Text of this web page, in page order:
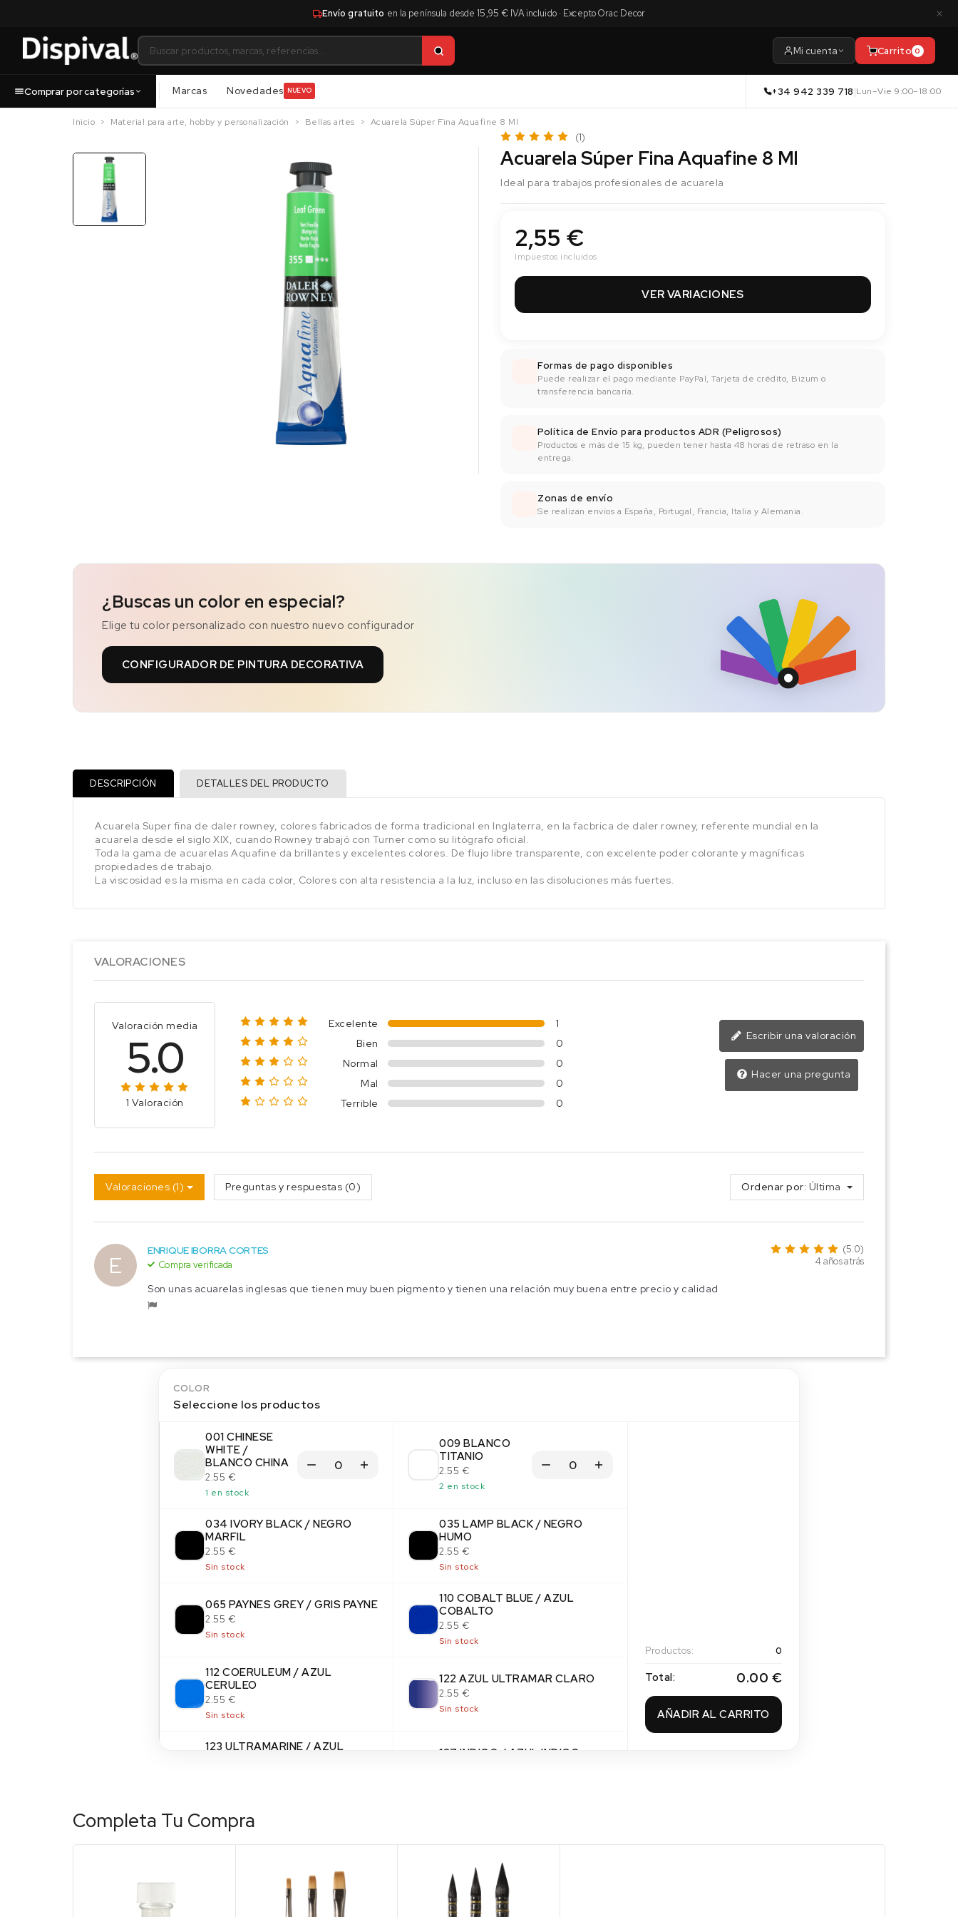
Envío gratuito en la península desde 15,95 € IVA incluido · Excepto Orac Decor ×
Mi cuenta Carrito 0
Comprar por categorías Marcas Novedades NUEVO +34 942 339 718|Lun–Vie 9:00–18:00
Inicio Material para arte, hobby y personalización Bellas artes Acuarela Súper Fina Aquafine 8 Ml
(1)
Acuarela Súper Fina Aquafine 8 Ml
Ideal para trabajos profesionales de acuarela
2,55 €
Impuestos incluidos
VER VARIACIONES
Formas de pago disponibles
Puede realizar el pago mediante PayPal, Tarjeta de crédito, Bizum o
transferencia bancaría.
Política de Envío para productos ADR (Peligrosos)
Productos e más de 15 kg, pueden tener hasta 48 horas de retraso en la
entrega.
Zonas de envío
Se realizan envíos a España, Portugal, Francia, Italia y Alemania.
¿Buscas un color en especial?
Elige tu color personalizado con nuestro nuevo configurador
CONFIGURADOR DE PINTURA DECORATIVA
DESCRIPCIÓN DETALLES DEL PRODUCTO
Acuarela Super fina de daler rowney, colores fabricados de forma tradicional en Inglaterra, en la facbrica de daler rowney, referente mundial en la
acuarela desde el siglo XIX, cuando Rowney trabajó con Turner como su litógrafo oficial.
Toda la gama de acuarelas Aquafine da brillantes y excelentes colores. De flujo libre transparente, con excelente poder colorante y magníficas
propiedades de trabajo.
La viscosidad es la misma en cada color, Colores con alta resistencia a la luz, incluso en las disoluciones más fuertes.
VALORACIONES
Valoración media
5.0
1 Valoración
Excelente
1
Bien
0
Normal
0
Mal
0
Terrible
0
Escribir una valoración
Hacer una pregunta
Valoraciones (1) Preguntas y respuestas (0) Ordenar por: Última
E
ENRIQUE IBORRA CORTES
Compra verificada
(5.0)
4 años atrás
Son unas acuarelas inglesas que tienen muy buen pigmento y tienen una relación muy buena entre precio y calidad
COLOR
Seleccione los productos
001 CHINESE
WHITE /
BLANCO CHINA
2.55 €
1 en stock
009 BLANCO
TITANIO
2.55 €
2 en stock
034 IVORY BLACK / NEGRO
MARFIL
2.55 €
Sin stock
035 LAMP BLACK / NEGRO
HUMO
2.55 €
Sin stock
065 PAYNES GREY / GRIS PAYNE
2.55 €
Sin stock
110 COBALT BLUE / AZUL
COBALTO
2.55 €
Sin stock
112 COERULEUM / AZUL
CERULEO
2.55 €
Sin stock
122 AZUL ULTRAMAR CLARO
2.55 €
Sin stock
123 ULTRAMARINE / AZUL
127 INDIGO / AZUL INDIGO
135 PRUSSIAN BLUE / AZUL DE
FTALO
1 en stock
221 BURNT SIENNA / TIERRA DE
223 BURNT UMBER / SOMBRA
Productos: 0
Total: 0.00 €
AÑADIR AL CARRITO
Completa Tu Compra